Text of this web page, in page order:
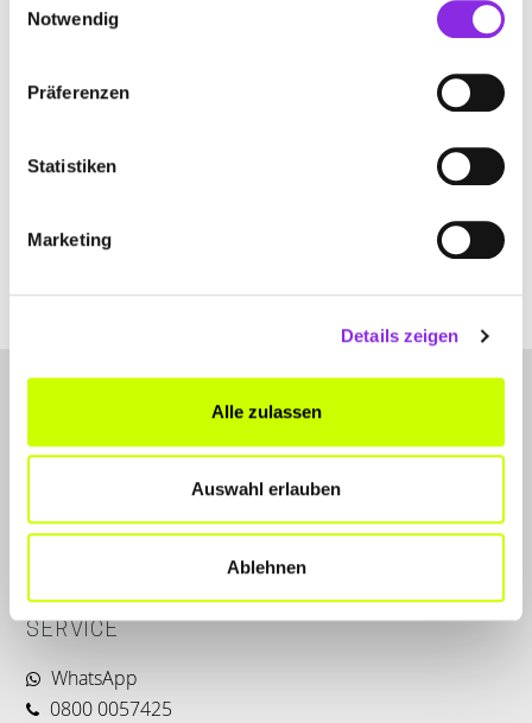
Notwendig
Präferenzen
Statistiken
Marketing
Details zeigen
Alle zulassen
Auswahl erlauben
Ablehnen
ROLLADEN HENRICH GMBH
www.he-da.de
LET'S CONNECT
SERVICE
WhatsApp
0800 0057425